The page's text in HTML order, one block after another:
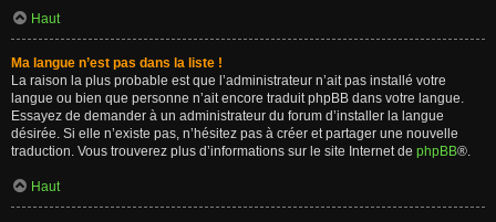
Haut
Ma langue n’est pas dans la liste !
La raison la plus probable est que l’administrateur n’ait pas installé votre
langue ou bien que personne n’ait encore traduit phpBB dans votre langue.
Essayez de demander à un administrateur du forum d’installer la langue
désirée. Si elle n’existe pas, n’hésitez pas à créer et partager une nouvelle
traduction. Vous trouverez plus d’informations sur le site Internet de phpBB®.
Haut